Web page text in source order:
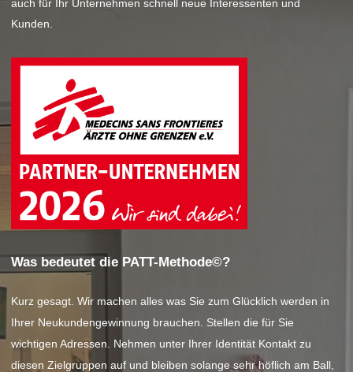
auch für Ihr Unternehmen schnell neue Interessenten und
Kunden.
Was bedeutet die PATT-Methode©?
Kurz gesagt. Wir machen alles was Sie zum Glücklich werden in
Ihrer Neukundengewinnung brauchen. Stellen die für Sie
wichtigen Adressen. Nehmen unter Ihrer Identität Kontakt zu
diesen Zielgruppen auf und bleiben solange sehr höflich am Ball,